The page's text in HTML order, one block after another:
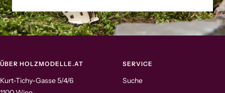
ÜBER HOLZMODELLE.AT
Kurt-Tichy-Gasse 5/4/6
SERVICE
Suche